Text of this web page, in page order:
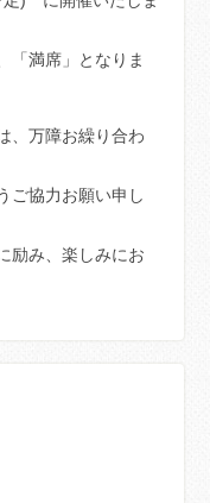
「満席」となりま
、万障お繰り合わ
ご協力お願い申し
励み、楽しみにお